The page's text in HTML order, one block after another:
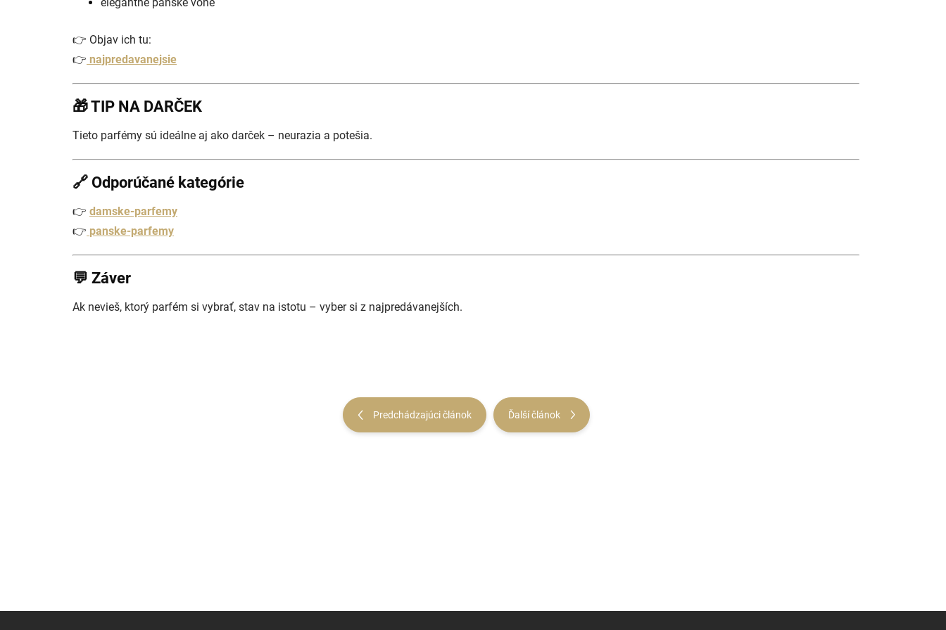
👉 Objav ich tu:
👉 najpredavanejsie
🎁 TIP NA DARČEK
Tieto parfémy sú ideálne aj ako darček – neurazia a potešia.
🔗 Odporúčané kategórie
👉 damske-parfemy
👉 panske-parfemy
💬 Záver
Ak nevieš, ktorý parfém si vybrať, stav na istotu – vyber si z najpredávanejších.
Predchádzajúci článok Ďalší článok